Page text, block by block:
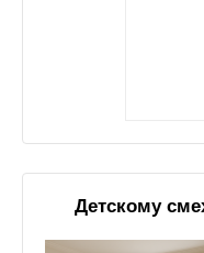
Детскому